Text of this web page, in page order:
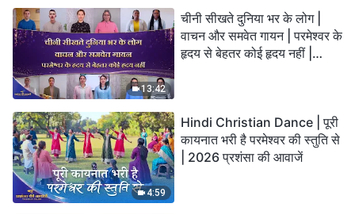
13:42
चीनी सीखते दुनिया भर के लोग |
वाचन और समवेत गायन | परमेश्वर के
हृदय से बेहतर कोई हृदय नहीं |
4:59
Hindi Christian Dance | पूरी
कायनात भरी है परमेश्वर की स्तुति से
| 2026 प्रशंसा की आवाजें